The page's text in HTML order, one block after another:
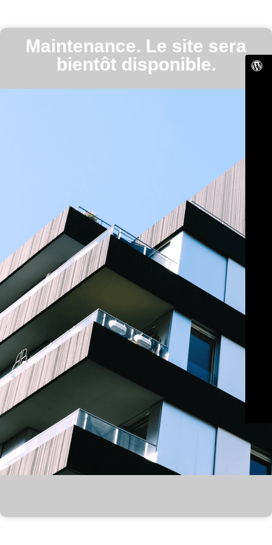
Maintenance. Le site sera
bientôt disponible.